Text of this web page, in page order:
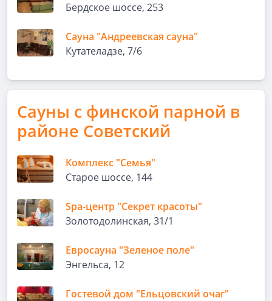
Бердское шоссе, 253
Сауна "Андреевская сауна"
Кутателадзе, 7/6
Сауны с финской парной в
районе Советский
Комплекс "Семья"
Старое шоссе, 144
Spa-центр "Секрет красоты"
Золотодолинская, 31/1
Евросауна "Зеленое поле"
Энгельса, 12
Гостевой дом "Ельцовский очаг"